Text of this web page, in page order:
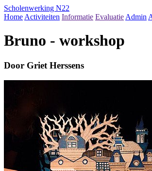
Scholenwerking N22
Home Activiteiten Informatie Evaluatie Admin
Bruno - workshop
Door Griet Herssens